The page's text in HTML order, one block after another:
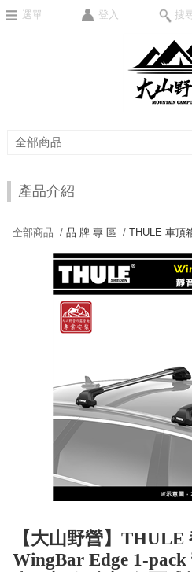
選單 登入 搜
全部商品
產品介紹
全部商品 /品 牌 專 區 /THULE 車頂
【大山野營】THULE
WingBar Edge 1-pack